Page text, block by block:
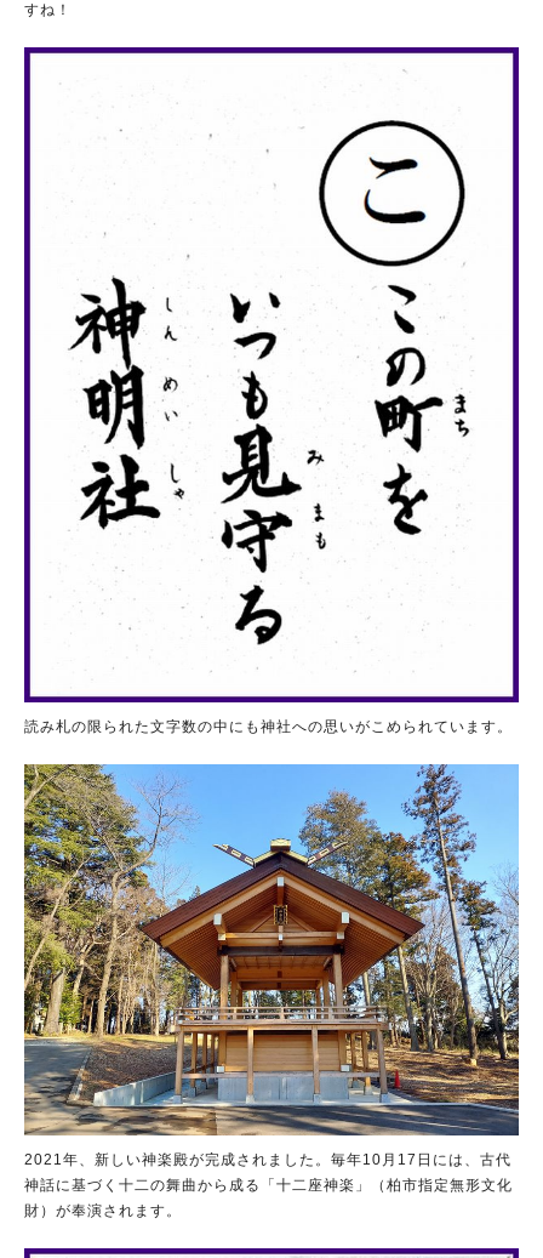
すね！
読み札の限られた文字数の中にも神社への思いがこめられています。
2021年、新しい神楽殿が完成されました。毎年10月17日には、古代
神話に基づく十二の舞曲から成る「十二座神楽」（柏市指定無形文化
財）が奉演されます。
人気のキーワード
#ラーメン#ショッピング#カフェ#スイーツ#パン#カレー#柏駅
#イベント#公園#教えたい／教えて投稿記事
#教えたい/こんなの見つけた